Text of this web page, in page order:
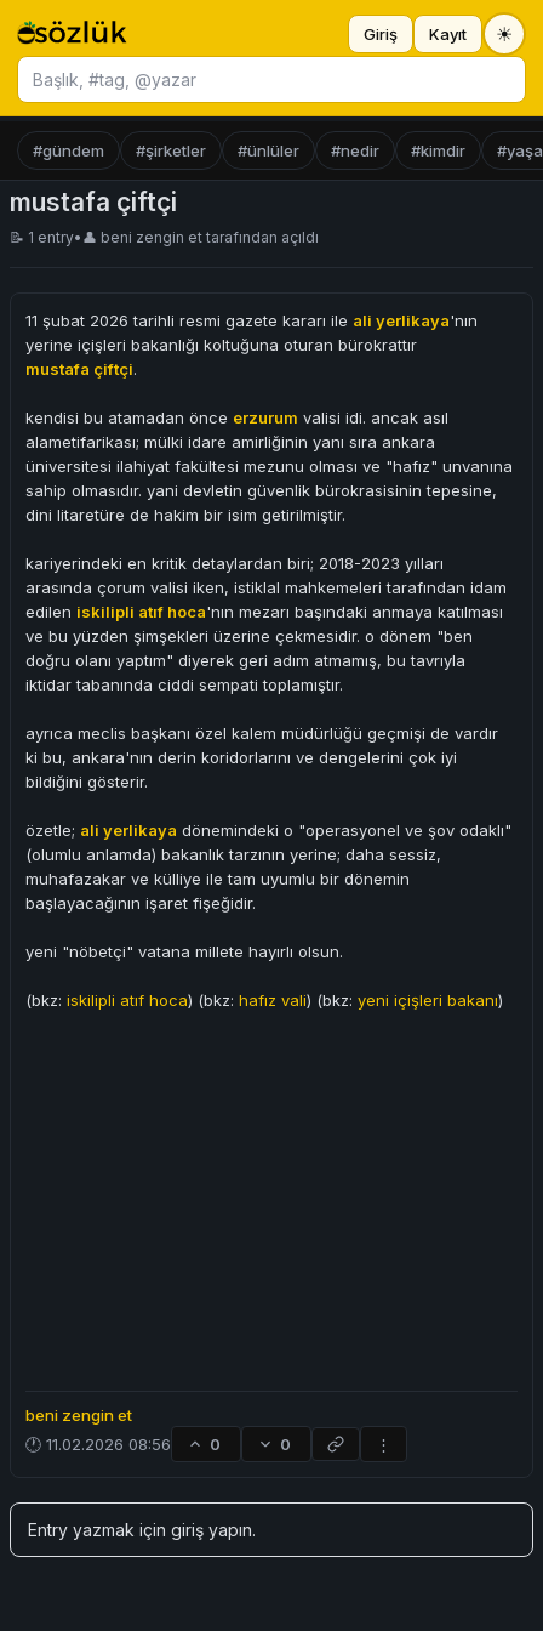
Başlık ara
Giriş Kayıt ☀
#gündem #şirketler #ünlüler #nedir #kimdir
mustafa çiftçi
📝 1 entry• 👤 beni zengin et tarafından açıldı
11 şubat 2026 tarihli resmi gazete kararı ile ali yerlikaya'nın
yerine içişleri bakanlığı koltuğuna oturan bürokrattır
mustafa çiftçi.
kendisi bu atamadan önce erzurum valisi idi. ancak asıl
alametifarikası; mülki idare amirliğinin yanı sıra ankara
üniversitesi ilahiyat fakültesi mezunu olması ve "hafız" unvanına
sahip olmasıdır. yani devletin güvenlik bürokrasisinin tepesine,
dini litaretüre de hakim bir isim getirilmiştir.
kariyerindeki en kritik detaylardan biri; 2018-2023 yılları
arasında çorum valisi iken, istiklal mahkemeleri tarafından idam
edilen iskilipli atıf hoca'nın mezarı başındaki anmaya katılması
ve bu yüzden şimşekleri üzerine çekmesidir. o dönem "ben
doğru olanı yaptım" diyerek geri adım atmamış, bu tavrıyla
iktidar tabanında ciddi sempati toplamıştır.
ayrıca meclis başkanı özel kalem müdürlüğü geçmişi de vardır
ki bu, ankara'nın derin koridorlarını ve dengelerini çok iyi
bildiğini gösterir.
özetle; ali yerlikaya dönemindeki o "operasyonel ve şov odaklı"
(olumlu anlamda) bakanlık tarzının yerine; daha sessiz,
muhafazakar ve külliye ile tam uyumlu bir dönemin
başlayacağının işaret fişeğidir.
yeni "nöbetçi" vatana millete hayırlı olsun.
(bkz: iskilipli atıf hoca) (bkz: hafız vali) (bkz: yeni içişleri bakanı)
beni zengin et
🕐 11.02.2026 08:56
0 0 ⋮
Entry yazmak için giriş yapın.